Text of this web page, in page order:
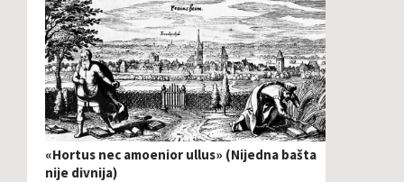
«Hortus nec amoenior ullus» (Nijedna bašta
nije divnija)